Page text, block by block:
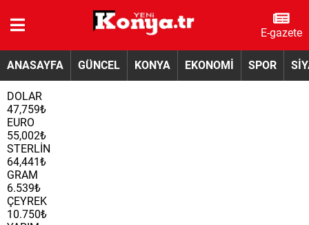
E-gazete
ANASAYFA GÜNCEL KONYA EKONOMİ SPOR
DOLAR
47,759₺
EURO
55,002₺
STERLİN
64,441₺
GRAM
6.539₺
ÇEYREK
10.750₺